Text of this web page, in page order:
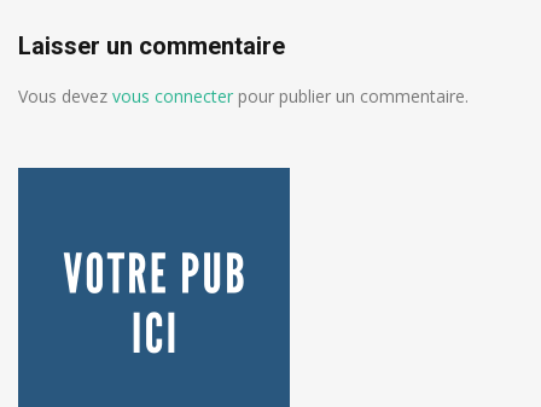
Laisser un commentaire
Vous devez vous connecter pour publier un commentaire.